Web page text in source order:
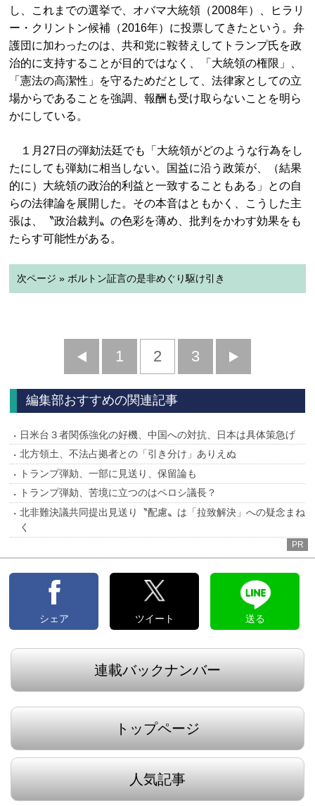
し、これまでの選挙で、オバマ大統領（2008年）、ヒラリ
ー・クリントン候補（2016年）に投票してきたという。弁
護団に加わったのは、共和党に鞍替えしてトランプ氏を政
治的に支持することが目的ではなく、「大統領の権限」、
「憲法の高潔性」を守るためだとして、法律家としての立
場からであることを強調、報酬も受け取らないことを明ら
かにしている。
１月27日の弾劾法廷でも「大統領がどのような行為をし
たにしても弾劾に相当しない。国益に沿う政策が、（結果
的に）大統領の政治的利益と一致することもある」との自
らの法律論を展開した。その本音はともかく、こうした主
張は、〝政治裁判〟の色彩を薄め、批判をかわす効果をも
たらす可能性がある。
次ページ » ボルトン証言の是非めぐり駆け引き
前
へ
1 2 3
へ
編集部おすすめの関連記事
日米台３者関係強化の好機、中国への対抗、日本は具体策急げ
北方領土、不法占拠者との「引き分け」ありえぬ
トランプ弾劾、一部に見送り、保留論も
トランプ弾劾、苦境に立つのはペロシ議長？
北非難決議共同提出見送り〝配慮〟は「拉致解決」への疑念まね
く
PR
シェア ツイート 送る
連載バックナンバー
トップページ
人気記事